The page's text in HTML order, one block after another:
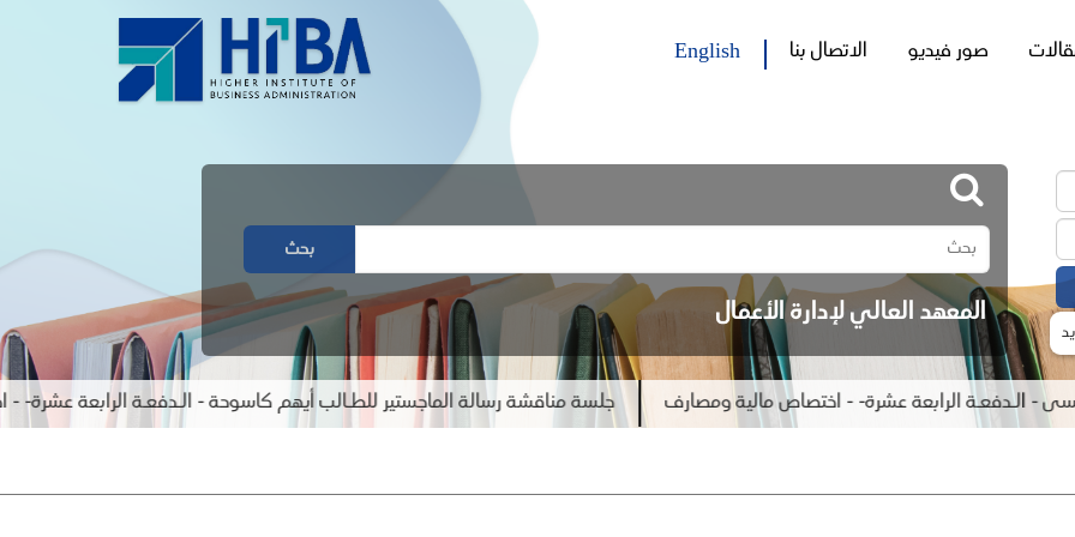
صور فيديو الاتصال بنا English
بحث
المعهد العالي لإدارة الأعمال
الرابعة عشرة- - اختصاص مالية ومصارف
جلسة مناقشة رسالة الماجستير للطـالب أيهم كاسوحة - الـدفعـة الرابعة عشرة- -